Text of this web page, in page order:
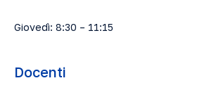
Giovedì: 8:30 – 11:15
Docenti